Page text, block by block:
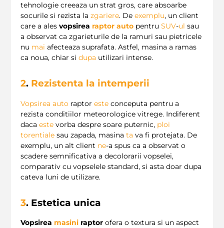
tehnologie creeaza un strat gros, care absoarbe
socurile si rezista la zgariere. De exemplu, un client
care a ales vopsirea raptor auto pentru SUV-ul sau
a observat ca zgarieturile de la ramuri sau pietricele
nu mai afecteaza suprafata. Astfel, masina a ramas
ca noua, chiar si dupa utilizari intense.
2. Rezistenta la intemperii
Vopsirea auto raptor este conceputa pentru a
rezista conditiilor meteorologice vitrege. Indiferent
daca este vorba despre soare puternic, ploi
torentiale sau zapada, masina ta va fi protejata. De
exemplu, un alt client ne-a spus ca a observat o
scadere semnificativa a decolorarii vopselei,
comparativ cu vopselele standard, si asta doar dupa
cateva luni de utilizare.
3. Estetica unica
Vopsirea masini raptor ofera o textura si un aspect